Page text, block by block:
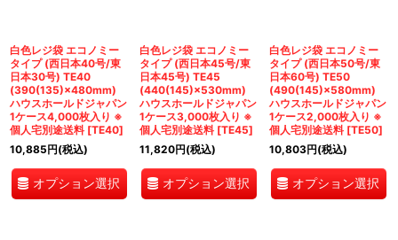
白色レジ袋 エコノミー
タイプ (西日本40号/東
日本30号) TE40
(390(135)×480mm)
ハウスホールドジャパン
1ケース4,000枚入り ※
個人宅別途送料 [TE40]
10,885円(税込)
オプション選択
白色レジ袋 エコノミー
タイプ (西日本45号/東
日本45号) TE45
(440(145)×530mm)
ハウスホールドジャパン
1ケース3,000枚入り ※
個人宅別途送料 [TE45]
11,820円(税込)
オプション選択
白色レジ袋 エコノミー
タイプ (西日本50号/東
日本60号) TE50
(490(145)×580mm)
ハウスホールドジャパン
1ケース2,000枚入り ※
個人宅別途送料 [TE50]
10,803円(税込)
オプション選択